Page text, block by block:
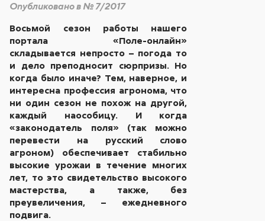
Опубликовано в № 7/2017
Восьмой сезон работы нашего
портала «Поле-онлайн»
складывается непросто – погода то
и дело преподносит сюрпризы. Но
когда было иначе? Тем, наверное, и
интересна профессия агронома, что
ни один сезон не похож на другой,
каждый наособицу. И когда
«законодатель поля» (так можно
перевести на русский слово
агроном) обеспечивает стабильно
высокие урожаи в течение многих
лет, то это свидетельство высокого
мастерства, а также, без
преувеличения, – ежедневного
подвига.